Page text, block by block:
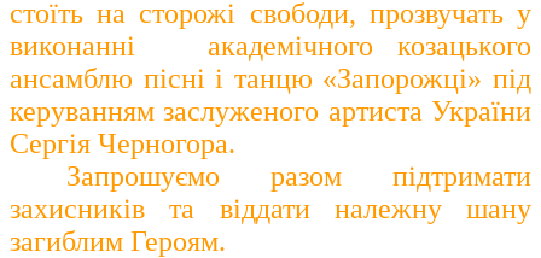
стоїть на сторожі свободи, прозвучать у
виконанні академічного козацького
ансамблю пісні і танцю «Запорожці» під
керуванням заслуженого артиста України
Сергія Черногора.
Запрошуємо разом підтримати
захисників та віддати належну шану
загиблим Героям.